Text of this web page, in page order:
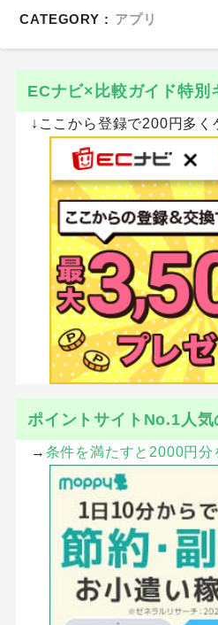
CATEGORY : アプリ
ECナビ×比較ガイド特別
↓ここから登録で200円多く
ポイントサイトNo.1人気
→ 条件を満たすと2000円分